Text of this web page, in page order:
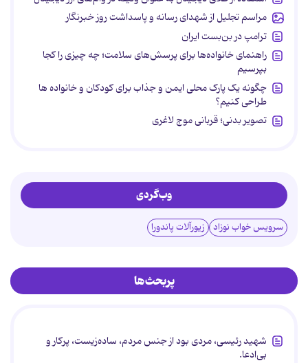
مراسم تجلیل از شهدای رسانه و پاسداشت روز خبرنگار
ترامپ در بن‌بست ایران
راهنمای خانواده‌ها برای پرسش‌های سلامت؛ چه چیزی را کجا
بپرسیم
چگونه یک پارک محلی ایمن و جذاب برای کودکان و خانواده ها
طراحی کنیم؟
تصویر بدنی؛ قربانی موج لاغری
وب‌گردی
سرویس خواب نوزاد زیورآلات پاندورا
پربحث‌ها
شهید رئیسی، مردی بود از جنس مردم، ساده‌زیست، پرکار و
بی‌ادعا.